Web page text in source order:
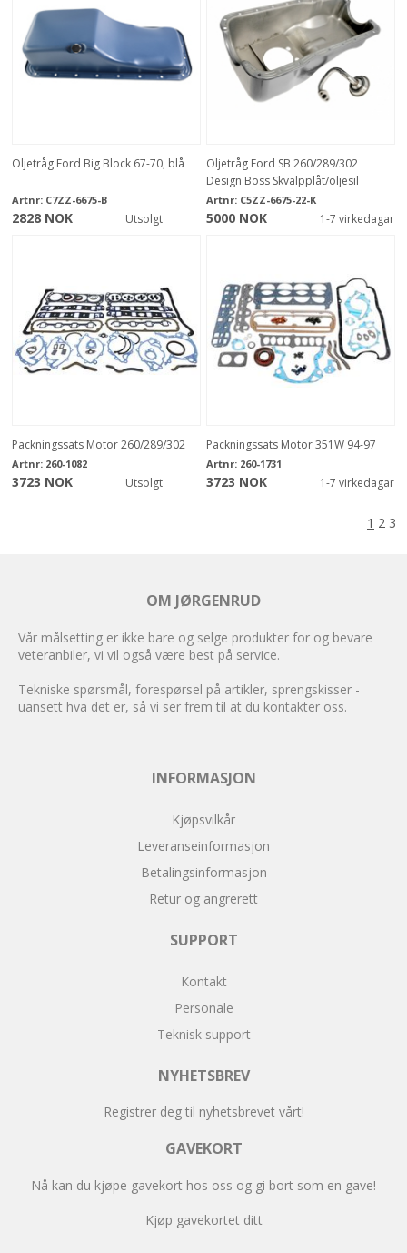
Oljetråg Ford Big Block 67-70, blå
Artnr: C7ZZ-6675-B
2828 NOK Utsolgt
Oljetråg Ford SB 260/289/302
Design Boss Skvalpplåt/oljesil
Artnr: C5ZZ-6675-22-K
5000 NOK 1-7 virkedagar
Packningssats Motor 260/289/302
Artnr: 260-1082
3723 NOK Utsolgt
Packningssats Motor 351W 94-97
Artnr: 260-1731
3723 NOK 1-7 virkedagar
1 2 3
OM JØRGENRUD
Vår målsetting er ikke bare og selge produkter for og bevare
veteranbiler, vi vil også være best på service.
Tekniske spørsmål, forespørsel på artikler, sprengskisser -
uansett hva det er, så vi ser frem til at du kontakter oss.
INFORMASJON
Kjøpsvilkår
Leveranseinformasjon
Betalingsinformasjon
Retur og angrerett
SUPPORT
Kontakt
Personale
Teknisk support
NYHETSBREV
Registrer deg til nyhetsbrevet vårt!
GAVEKORT
Nå kan du kjøpe gavekort hos oss og gi bort som en gave!
Kjøp gavekortet ditt